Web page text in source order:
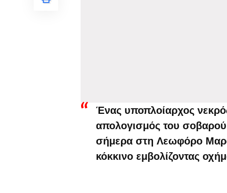
Ένας υποπλοίαρχος
απολογισμός του
σήμερα στη Λεωφόρο
κόκκινο εμβολίζοντας